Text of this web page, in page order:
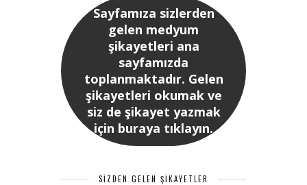
Sayfamıza sizlerden
gelen medyum
şikayetleri ana
sayfamızda
toplanmaktadır. Gelen
şikayetleri okumak ve
siz de şikayet yazmak
için buraya tıklayın.
SİZDEN GELEN ŞİKAYETLER